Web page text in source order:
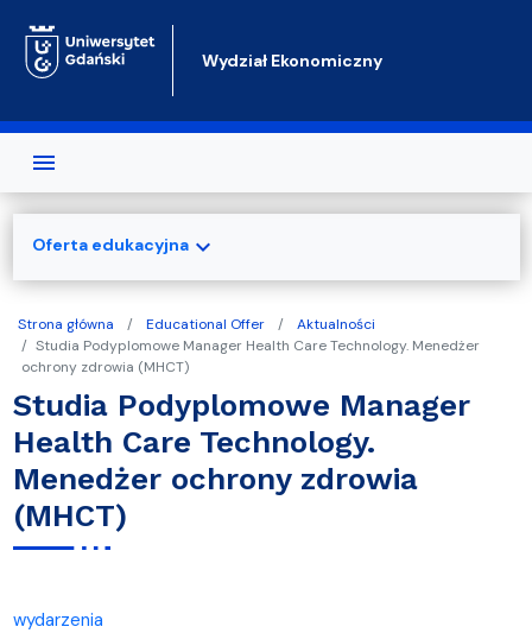
Wydział Ekonomiczny
Strona główna Educational Offer
Aktualności
Studia Podyplomowe Manager Health Care Technology. Menedżer
ochrony zdrowia (MHCT)
Studia Podyplomowe Manager
Health Care Technology.
Menedżer ochrony zdrowia
(MHCT)
wydarzenia
Oferta edukacyjnaexpand_more